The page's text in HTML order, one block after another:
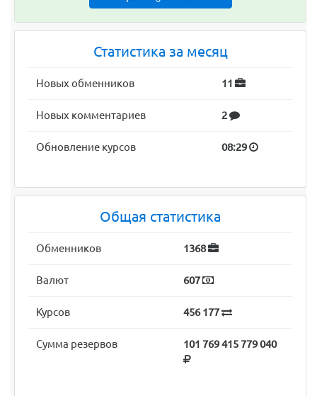
Статистика за месяц
Новых обменников 11
Новых комментариев 2
Обновление курсов 08:29
Общая статистика
Обменников 1368
Валют 607
Курсов 456 177
Сумма резервов 101 769 415 779 040